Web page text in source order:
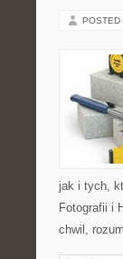
POSTED
jak i tych,
Fotografii i
chwil,